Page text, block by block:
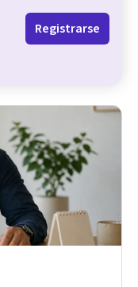
Registrarse